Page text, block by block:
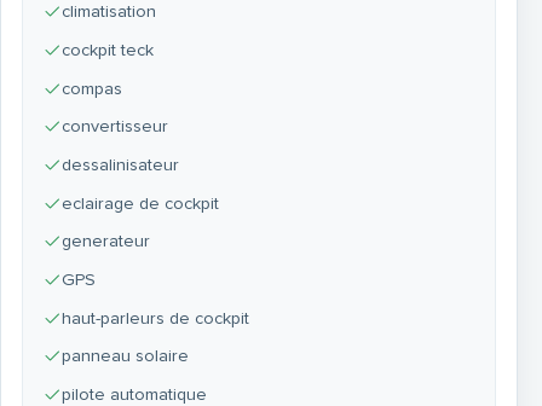
climatisation
cockpit teck
compas
convertisseur
dessalinisateur
eclairage de cockpit
generateur
GPS
haut-parleurs de cockpit
panneau solaire
pilote automatique